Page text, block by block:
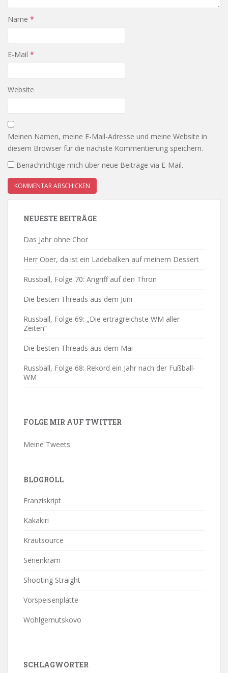
Name *
E-Mail *
Website
Meinen Namen, meine E-Mail-Adresse und meine Website in
diesem Browser für die nächste Kommentierung speichern.
Benachrichtige mich über neue Beiträge via E-Mail.
NEUESTE BEITRÄGE
Das Jahr ohne Chor
Herr Ober, da ist ein Ladebalken auf meinem Dessert
Russball, Folge 70: Angriff auf den Thron
Die besten Threads aus dem Juni
Russball, Folge 69: „Die ertragreichste WM aller
Zeiten“
Die besten Threads aus dem Mai
Russball, Folge 68: Rekord ein Jahr nach der Fußball-
WM
FOLGE MIR AUF TWITTER
Meine Tweets
BLOGROLL
Franziskript
Kakakiri
Krautsource
Serienkram
Shooting Straight
Vorspeisenplatte
Wohlgemutskovo
SCHLAGWÖRTER